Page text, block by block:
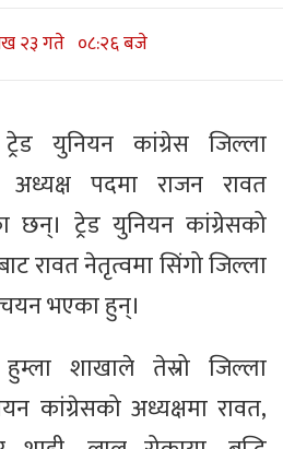
२३ गते ०८:२६ बजे
युनियन कांग्रेस जिल्ला
अध्यक्ष पदमा राजन रावत
छन्। ट्रेड युनियन कांग्रेसको
रावत नेतृत्वमा सिंगो जिल्ला
भएका हुन्।
शाखाले तेस्रो जिल्ला
कांग्रेसको अध्यक्षमा रावत,